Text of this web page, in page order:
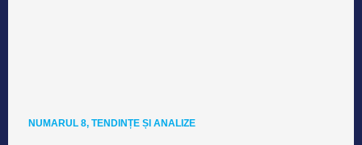
NUMARUL 8, TENDINȚE ȘI ANALIZE